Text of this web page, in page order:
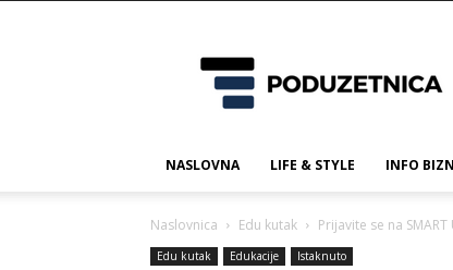
NASLOVNA LIFE & STYLE INFO
Naslovnica Edu kutak Prijavite se na
Edu kutak Edukacije Istaknuto